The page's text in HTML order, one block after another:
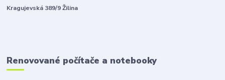
Kragujevská 389/9 Žilina
Renovované počítače a notebooky